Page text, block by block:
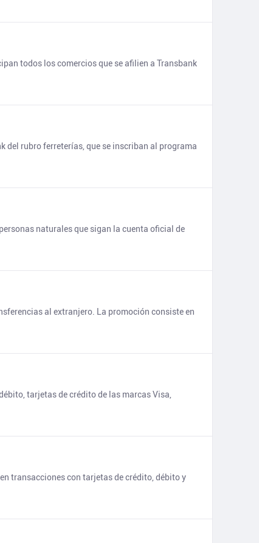
todos los comercios que se afilien a Transbank
del rubro ferreterías, que se inscriban al programa
naturales que sigan la cuenta oficial de
al extranjero. La promoción consiste en
tarjetas de crédito de las marcas Visa,
transacciones con tarjetas de crédito, débito y